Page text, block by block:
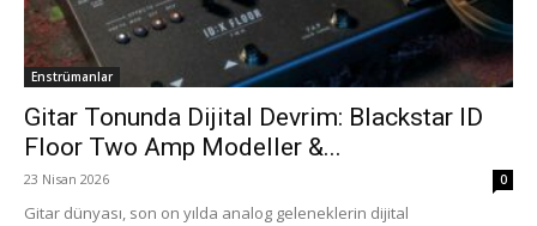
Enstrümanlar
Gitar Tonunda Dijital Devrim: Blackstar ID
Floor Two Amp Modeller &...
23 Nisan 2026 0
Gitar dünyası, son on yılda analog geleneklerin dijital